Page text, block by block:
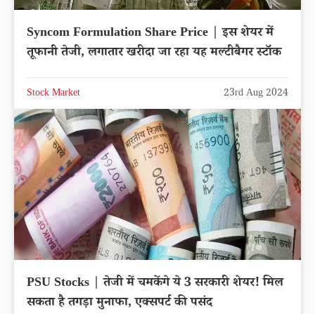
Syncom Formulation Share Price | इस शेयर में
तूफानी तेजी, लगातार खरीदा जा रहा यह मल्टीबैगर स्टॉक
Stock Market 23rd Aug 2024
PSU Stocks | तेजी में चमकेंगे ये 3 सरकारी शेयर! मिल
सकता है तगड़ा मुनाफा, एक्सपर्ट की पसंद